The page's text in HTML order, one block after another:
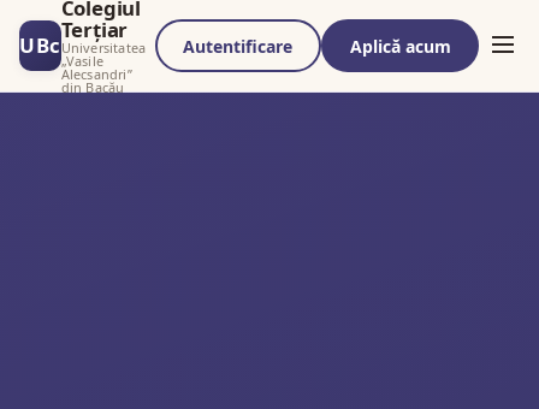
UBc
Colegiul
Terțiar
Universitatea
„Vasile
Alecsandri”
din Bacău
Autentificare Aplică acum